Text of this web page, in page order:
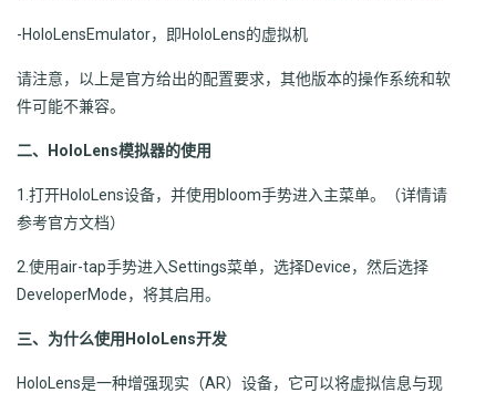
-HoloLensEmulator，即HoloLens的虚拟机
请注意，以上是官方给出的配置要求，其他版本的操作系统和软
件可能不兼容。
二、HoloLens模拟器的使用
1.打开HoloLens设备，并使用bloom手势进入主菜单。（详情请
参考官方文档）
2.使用air-tap手势进入Settings菜单，选择Device，然后选择
DeveloperMode，将其启用。
三、为什么使用HoloLens开发
HoloLens是一种增强现实（AR）设备，它可以将虚拟信息与现